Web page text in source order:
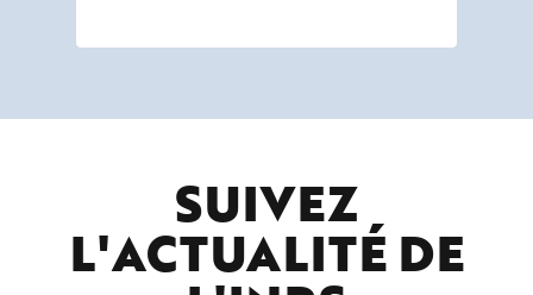
SUIVEZ
L'ACTUALITÉ DE